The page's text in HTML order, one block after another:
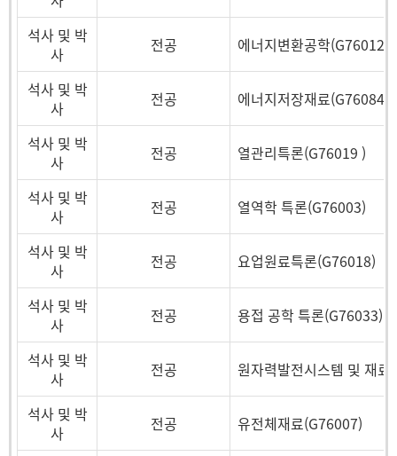
석사 및 박
사
전공 에너지변환공학(G76012)
석사 및 박
사
전공 에너지저장재료(G76084)
석사 및 박
사
전공 열관리특론(G76019 )
석사 및 박
사
전공 열역학 특론(G76003)
석사 및 박
사
전공 요업원료특론(G76018)
석사 및 박
사
전공 용접 공학 특론(G76033)
석사 및 박
사
전공 원자력발전시스템 및 재
석사 및 박
사
전공 유전체재료(G76007)